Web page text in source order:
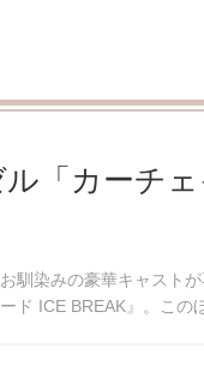
ル「カーチ
馴染みの豪華キャスト
ド ICE BREAK』。この